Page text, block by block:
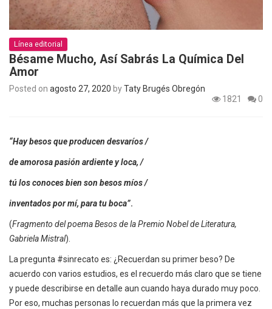
Línea editorial
Bésame Mucho, Así Sabrás La Química Del
Amor
Posted on agosto 27, 2020 byTaty Brugés Obregón
1821
0
“Hay besos que producen desvaríos /
de amorosa pasión ardiente y loca, /
tú los conoces bien son besos míos /
inventados por mí, para tu boca”.
(Fragmento del poema Besos de la Premio Nobel de Literatura,
Gabriela Mistral).
La pregunta #sinrecato es: ¿Recuerdan su primer beso? De
acuerdo con varios estudios, es el recuerdo más claro que se tiene
y puede describirse en detalle aun cuando haya durado muy poco.
Por eso, muchas personas lo recuerdan más que la primera vez